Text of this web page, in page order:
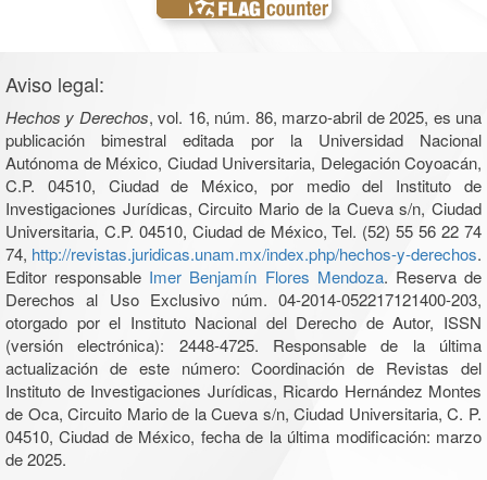
Aviso legal:
Hechos y Derechos, vol. 16, núm. 86, marzo-abril de 2025, es una
publicación bimestral editada por la Universidad Nacional
Autónoma de México, Ciudad Universitaria, Delegación Coyoacán,
C.P. 04510, Ciudad de México, por medio del Instituto de
Investigaciones Jurídicas, Circuito Mario de la Cueva s/n, Ciudad
Universitaria, C.P. 04510, Ciudad de México, Tel. (52) 55 56 22 74
74, http://revistas.juridicas.unam.mx/index.php/hechos-y-derechos.
Editor responsable Imer Benjamín Flores Mendoza. Reserva de
Derechos al Uso Exclusivo núm. 04-2014-052217121400-203,
otorgado por el Instituto Nacional del Derecho de Autor, ISSN
(versión electrónica): 2448-4725. Responsable de la última
actualización de este número: Coordinación de Revistas del
Instituto de Investigaciones Jurídicas, Ricardo Hernández Montes
de Oca, Circuito Mario de la Cueva s/n, Ciudad Universitaria, C. P.
04510, Ciudad de México, fecha de la última modificación: marzo
de 2025.